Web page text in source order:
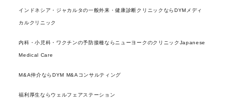
インドネシア・ジャカルタの一般外来・健康診断クリニックならDYMメディ
カルクリニック
内科・小児科・ワクチンの予防接種ならニューヨークのクリニックJapanese
Medical Care
M&A仲介ならDYM M&Aコンサルティング
福利厚生ならウェルフェアステーション